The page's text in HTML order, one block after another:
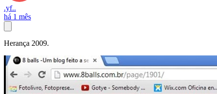
.yf..
há 1 mês
Herança 2009.